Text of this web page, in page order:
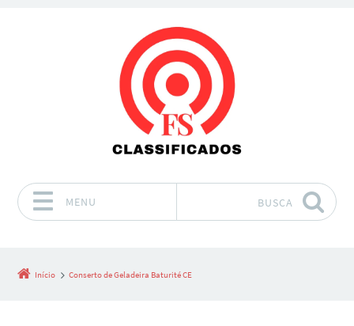
MENU BUSCA
Início Conserto de Geladeira Baturité CE